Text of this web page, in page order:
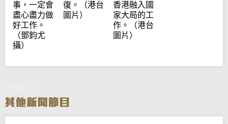
事，一定會
盡心盡力做
好工作。
（鄧鈞尤
攝）
復。（港台
圖片）
香港融入國
家大局的工
作。（港台
圖片）